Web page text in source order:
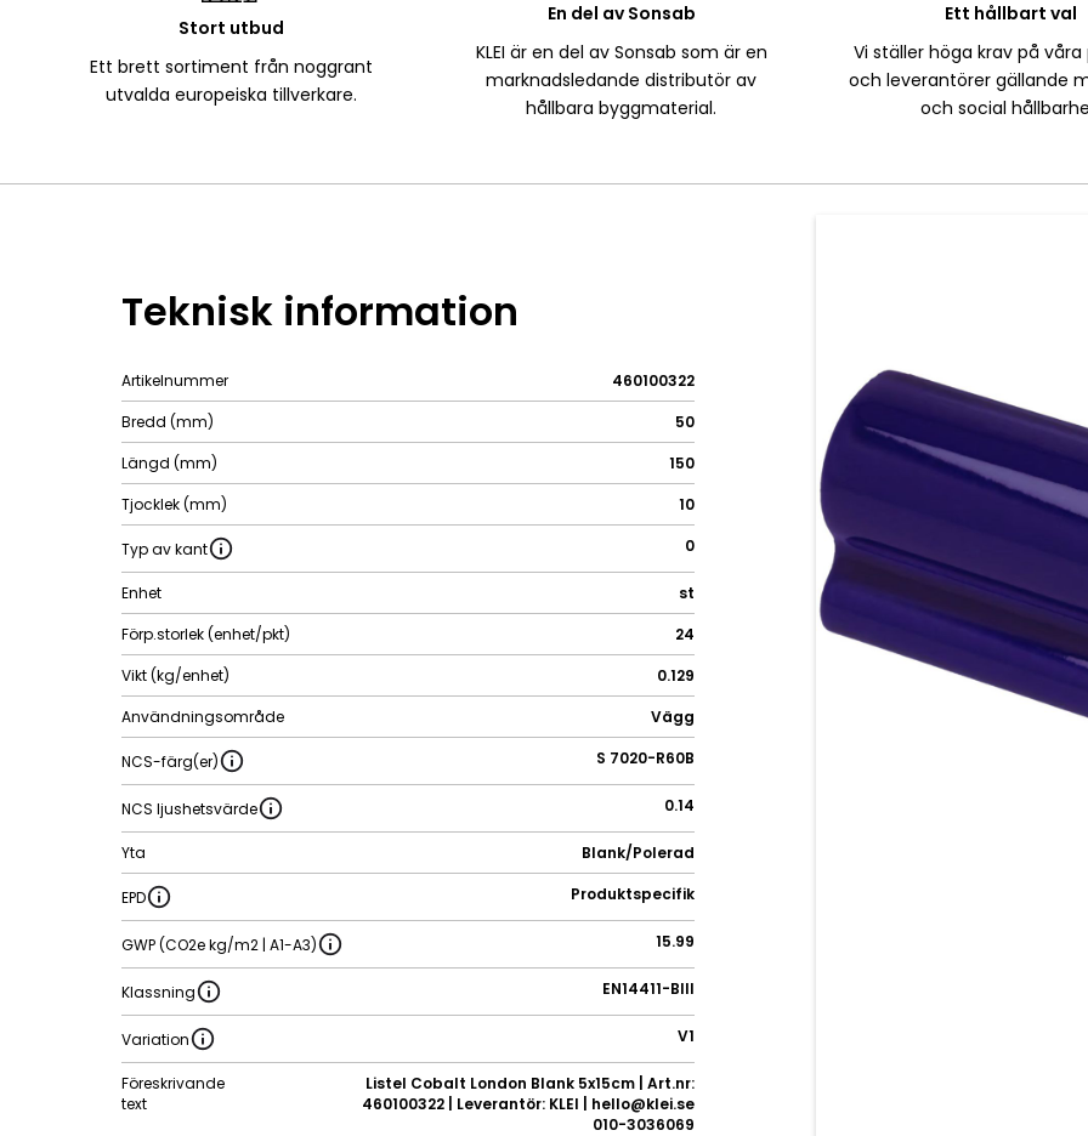
Stort utbud
Ett brett sortiment från noggrant
utvalda europeiska tillverkare.
En del av Sonsab
KLEI är en del av Sonsab som är en
marknadsledande distributör av
hållbara byggmaterial.
Ett hållbart val
Vi ställer höga krav på
och leverantörer gällande
och social
Teknisk information
Artikelnummer
460100322
Bredd (mm)
50
Längd (mm)
150
Tjocklek (mm)
10
Typ av kant 0
Enhet
st
Förp.storlek (enhet/pkt)
24
Vikt (kg/enhet)
0.129
Användningsområde
Vägg
NCS-färg(er) S 7020-R60B
NCS ljushetsvärde 0.14
Yta Blank/Polerad
EPD Produktspecifik
GWP (CO2e kg/m2 | A1-A3) 15.99
Klassning EN14411-BIII
Variation V1
Föreskrivande
text
Listel Cobalt London Blank 5x15cm | Art.nr:
460100322 | Leverantör: KLEI | hello@klei.se
010-3036069